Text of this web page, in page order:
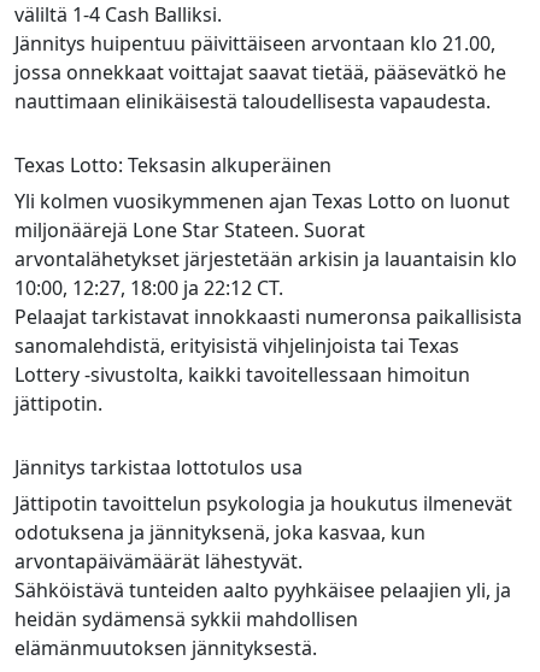
väliltä 1-4 Cash Balliksi.
Jännitys huipentuu päivittäiseen arvontaan klo 21.00,
jossa onnekkaat voittajat saavat tietää, pääsevätkö he
nauttimaan elinikäisestä taloudellisesta vapaudesta.
Texas Lotto: Teksasin alkuperäinen
Yli kolmen vuosikymmenen ajan Texas Lotto on luonut
miljonäärejä Lone Star Stateen. Suorat
arvontalähetykset järjestetään arkisin ja lauantaisin klo
10:00, 12:27, 18:00 ja 22:12 CT.
Pelaajat tarkistavat innokkaasti numeronsa paikallisista
sanomalehdistä, erityisistä vihjelinjoista tai Texas
Lottery -sivustolta, kaikki tavoitellessaan himoitun
jättipotin.
Jännitys tarkistaa lottotulos usa
Jättipotin tavoittelun psykologia ja houkutus ilmenevät
odotuksena ja jännityksenä, joka kasvaa, kun
arvontapäivämäärät lähestyvät.
Sähköistävä tunteiden aalto pyyhkäisee pelaajien yli, ja
heidän sydämensä sykkii mahdollisen
elämänmuutoksen jännityksestä.